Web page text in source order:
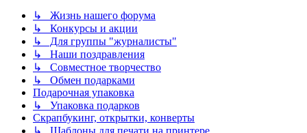
↳ Жизнь нашего форума
↳ Конкурсы и акции
↳ Для группы "журналисты"
↳ Наши поздравления
↳ Совместное творчество
↳ Обмен подарками
Подарочная упаковка
↳ Упаковка подарков
Скрапбукинг, открытки, конверты